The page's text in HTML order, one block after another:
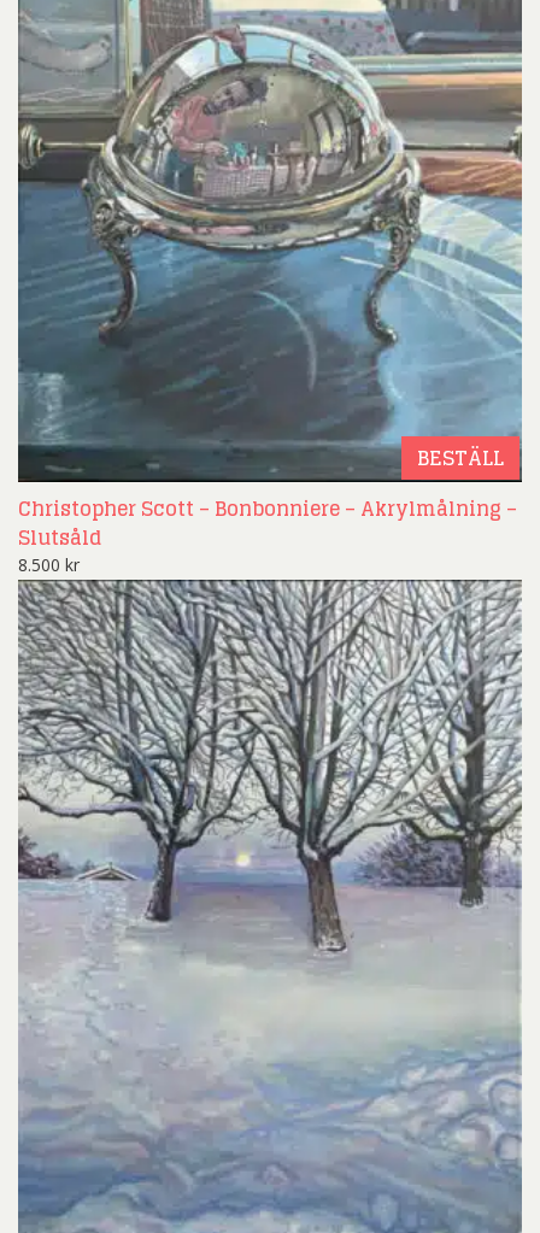
BESTÄLL
Christopher Scott – Bonbonniere – Akrylmålning –
Slutsåld
8.500 kr